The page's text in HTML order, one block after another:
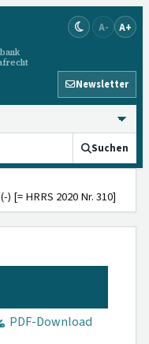
A- A+
Newsletter
Suchen
) [= HRRS 2020 Nr. 310]
PDF-Download